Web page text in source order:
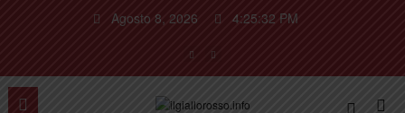
Agosto 8, 2026 4:25:33 PM